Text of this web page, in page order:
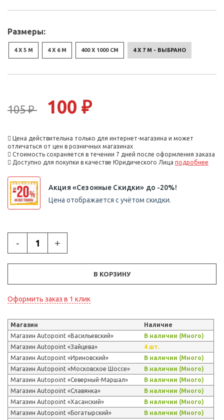
Размеры:
4 X 5 М 4 X 6 М 400 X 1000 СМ 4 X 7 М - ВЫБРАНО
105 ₽ 100 ₽
Цена действительна только для интернет-магазина и может
отличаться от цен в розничных магазинах
Стоимость сохраняется в течении 7 дней после оформления заказа
Доступно для покупки в качестве Юридического Лица подробнее
Акция «Сезонные Скидки» до -20%!
Цена отображается с учётом скидки.
- +
В КОРЗИНУ
Оформить заказ в 1 клик
Магазин
Наличие
Магазин Autopoint «Васильевский»
В наличии (Много)
Магазин Autopoint «Зайцева»
4 шт.
Магазин Autopoint «Ириновский»
В наличии (Много)
Магазин Autopoint «Московское Шоссе»
В наличии (Много)
Магазин Autopoint «Северный-Маршал»
В наличии (Много)
Магазин Autopoint «Славянка»
В наличии (Много)
Магазин Autopoint «Хасанский»
В наличии (Много)
Магазин Autopoint «Богатырский»
В наличии (Много)